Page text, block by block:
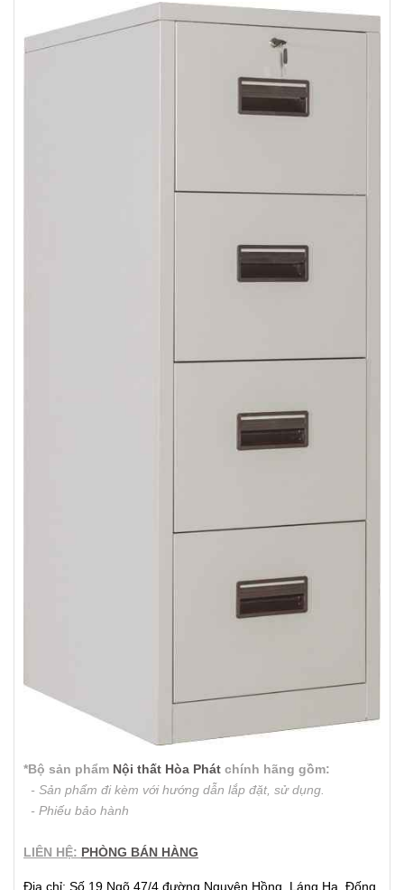
*Bộ sản phẩm Nội thất Hòa Phát chính hãng gồm:
- Sản phẩm đi kèm với hướng dẫn lắp đặt, sử dụng.
- Phiếu bảo hành
LIÊN HỆ: PHÒNG BÁN HÀNG
Địa chỉ: Số 19 Ngõ 47/4 đường Nguyên Hồng, Láng Hạ, Đống